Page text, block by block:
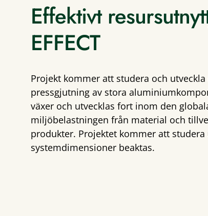
Effektivt
EFFECT
Projekt kommer att studera och
pressgjutning av stora
växer och utvecklas fort inom den
miljöbelastningen från material och
produkter. Projektet kommer att
systemdimensioner beaktas.